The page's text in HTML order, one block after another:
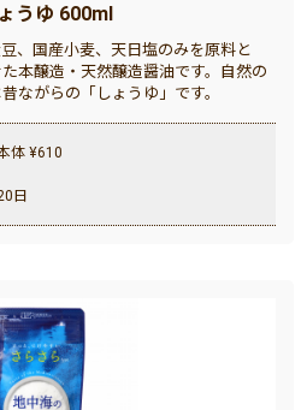
うゆ 600ml
、国産小麦、天日塩のみを原料と
本醸造・天然醸造醤油です。自然の
ながらの「しょうゆ」です。
体 ¥610
日